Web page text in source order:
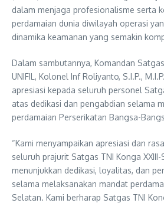
dalam menjaga profesionalisme serta
perdamaian dunia diwilayah operasi
dinamika keamanan yang semakin
Dalam sambutannya, Komandan
UNIFIL, Kolonel Inf Roliyanto, S.I.P.,
apresiasi kepada seluruh personel
atas dedikasi dan pengabdian selama
perdamaian Perserikatan Bangsa-
“Kami menyampaikan apresiasi dan
seluruh prajurit Satgas TNI Konga
menunjukkan dedikasi, loyalitas, dan
selama melaksanakan mandat
Selatan. Kami berharap Satgas TNI